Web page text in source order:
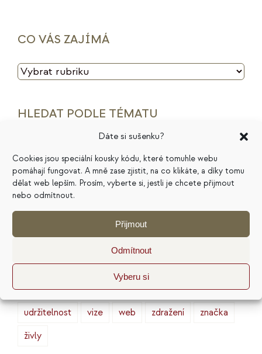
Dáte si sušenku?
Cookies jsou speciální kousky kódu, které tomuhle webu
pomáhají fungovat. A mně zase zjistit, na co klikáte, a díky tomu
dělat web lepším. Prosím, vyberte si, jestli je chcete přijmout
nebo odmítnout.
Přijmout
Odmítnout
Vyberu si
CO VÁS ZAJÍMÁ
CO
HLEDAT PODLE TÉMATU
finance
HSP ideální zákazník
introjekty
intuice
konkurence
masterminding
produktivita
psychologie reputace
rituály
služby
sociální sítě strategie
tarot
udržitelnost
vize web zdražení
značka
živly